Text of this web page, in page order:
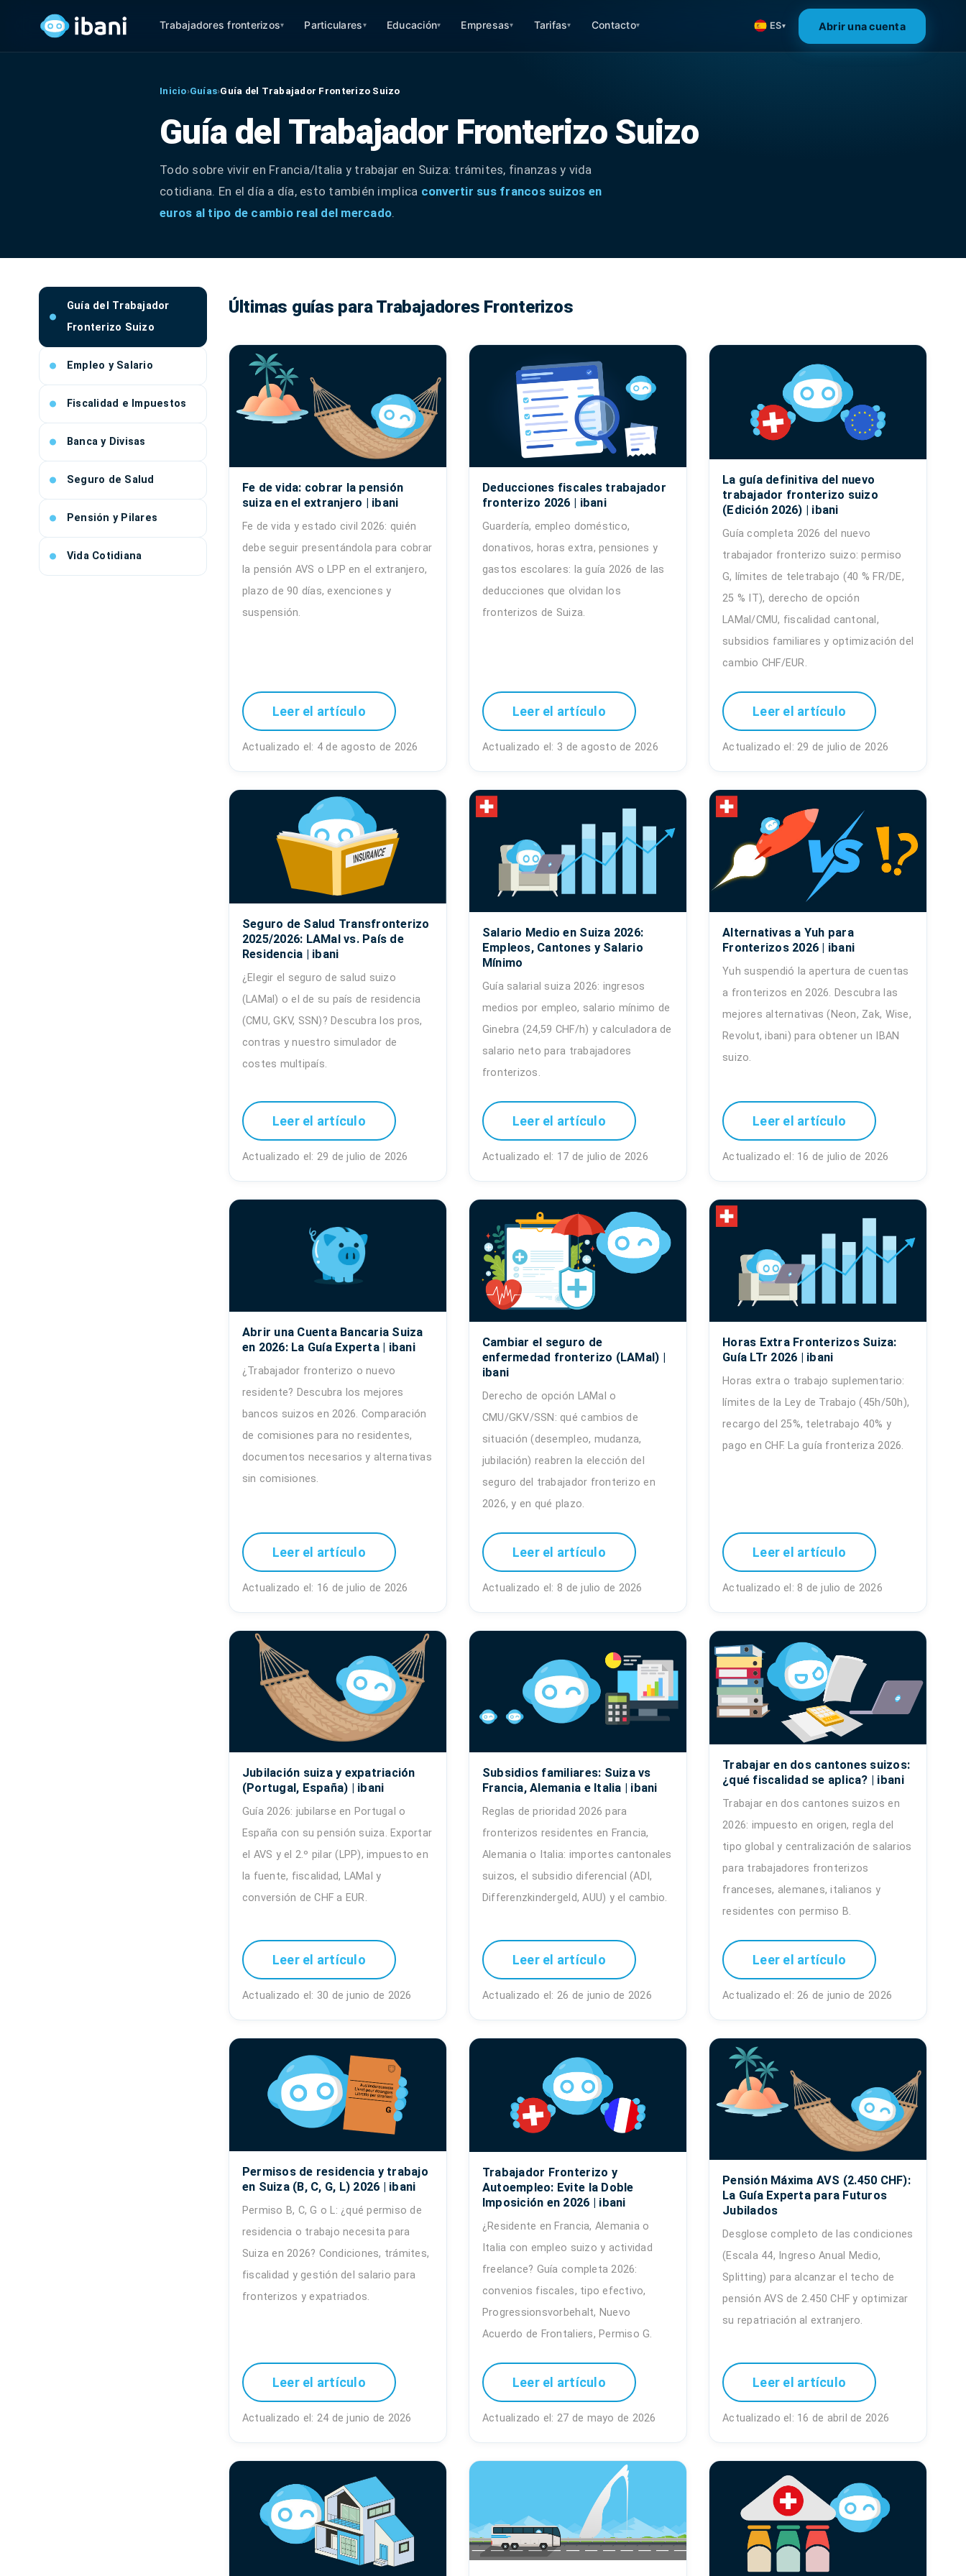
Trabajadores fronterizos▾ Particulares▾ Educación▾ Empresas▾ Tarifas▾ Contacto▾ ES▾ Abrir una cuenta
Inicio›Guías›Guía del Trabajador Fronterizo Suizo
Guía del Trabajador Fronterizo Suizo
Todo sobre vivir en Francia/Italia y trabajar en Suiza: trámites, finanzas y vida
cotidiana. En el día a día, esto también implica convertir sus francos suizos en
euros al tipo de cambio real del mercado.
Guía del Trabajador
Fronterizo Suizo
Empleo y Salario
Fiscalidad e Impuestos
Banca y Divisas
Seguro de Salud
Pensión y Pilares
Vida Cotidiana
Últimas guías para Trabajadores Fronterizos
Fe de vida: cobrar la pensión
suiza en el extranjero | ibani
Fe de vida y estado civil 2026: quién
debe seguir presentándola para cobrar
la pensión AVS o LPP en el extranjero,
plazo de 90 días, exenciones y
suspensión.
Leer el artículo
Actualizado el: 4 de agosto de 2026
Deducciones fiscales trabajador
fronterizo 2026 | ibani
Guardería, empleo doméstico,
donativos, horas extra, pensiones y
gastos escolares: la guía 2026 de las
deducciones que olvidan los
fronterizos de Suiza.
Leer el artículo
Actualizado el: 3 de agosto de 2026
La guía definitiva del nuevo
trabajador fronterizo suizo
(Edición 2026) | ibani
Guía completa 2026 del nuevo
trabajador fronterizo suizo: permiso
G, límites de teletrabajo (40 % FR/DE,
25 % IT), derecho de opción
LAMal/CMU, fiscalidad cantonal,
subsidios familiares y optimización del
cambio CHF/EUR.
Leer el artículo
Actualizado el: 29 de julio de 2026
Seguro de Salud Transfronterizo
2025/2026: LAMal vs. País de
Residencia | ibani
¿Elegir el seguro de salud suizo
(LAMal) o el de su país de residencia
(CMU, GKV, SSN)? Descubra los pros,
contras y nuestro simulador de
costes multipaís.
Leer el artículo
Actualizado el: 29 de julio de 2026
Salario Medio en Suiza 2026:
Empleos, Cantones y Salario
Mínimo
Guía salarial suiza 2026: ingresos
medios por empleo, salario mínimo de
Ginebra (24,59 CHF/h) y calculadora de
salario neto para trabajadores
fronterizos.
Leer el artículo
Actualizado el: 17 de julio de 2026
Alternativas a Yuh para
Fronterizos 2026 | ibani
Yuh suspendió la apertura de cuentas
a fronterizos en 2026. Descubra las
mejores alternativas (Neon, Zak, Wise,
Revolut, ibani) para obtener un IBAN
suizo.
Leer el artículo
Actualizado el: 16 de julio de 2026
Abrir una Cuenta Bancaria Suiza
en 2026: La Guía Experta | ibani
¿Trabajador fronterizo o nuevo
residente? Descubra los mejores
bancos suizos en 2026. Comparación
de comisiones para no residentes,
documentos necesarios y alternativas
sin comisiones.
Leer el artículo
Actualizado el: 16 de julio de 2026
Cambiar el seguro de
enfermedad fronterizo (LAMal) |
ibani
Derecho de opción LAMal o
CMU/GKV/SSN: qué cambios de
situación (desempleo, mudanza,
jubilación) reabren la elección del
seguro del trabajador fronterizo en
2026, y en qué plazo.
Leer el artículo
Actualizado el: 8 de julio de 2026
Horas Extra Fronterizos Suiza:
Guía LTr 2026 | ibani
Horas extra o trabajo suplementario:
límites de la Ley de Trabajo (45h/50h),
recargo del 25%, teletrabajo 40% y
pago en CHF. La guía fronteriza 2026.
Leer el artículo
Actualizado el: 8 de julio de 2026
Jubilación suiza y expatriación
(Portugal, España) | ibani
Guía 2026: jubilarse en Portugal o
España con su pensión suiza. Exportar
el AVS y el 2.º pilar (LPP), impuesto en
la fuente, fiscalidad, LAMal y
conversión de CHF a EUR.
Leer el artículo
Actualizado el: 30 de junio de 2026
Subsidios familiares: Suiza vs
Francia, Alemania e Italia | ibani
Reglas de prioridad 2026 para
fronterizos residentes en Francia,
Alemania o Italia: importes cantonales
suizos, el subsidio diferencial (ADI,
Differenzkindergeld, AUU) y el cambio.
Leer el artículo
Actualizado el: 26 de junio de 2026
Trabajar en dos cantones suizos:
¿qué fiscalidad se aplica? | ibani
Trabajar en dos cantones suizos en
2026: impuesto en origen, regla del
tipo global y centralización de salarios
para trabajadores fronterizos
franceses, alemanes, italianos y
residentes con permiso B.
Leer el artículo
Actualizado el: 26 de junio de 2026
Permisos de residencia y trabajo
en Suiza (B, C, G, L) 2026 | ibani
Permiso B, C, G o L: ¿qué permiso de
residencia o trabajo necesita para
Suiza en 2026? Condiciones, trámites,
fiscalidad y gestión del salario para
fronterizos y expatriados.
Leer el artículo
Actualizado el: 24 de junio de 2026
Trabajador Fronterizo y
Autoempleo: Evite la Doble
Imposición en 2026 | ibani
¿Residente en Francia, Alemania o
Italia con empleo suizo y actividad
freelance? Guía completa 2026:
convenios fiscales, tipo efectivo,
Progressionsvorbehalt, Nuevo
Acuerdo de Frontaliers, Permiso G.
Leer el artículo
Actualizado el: 27 de mayo de 2026
Pensión Máxima AVS (2.450 CHF):
La Guía Experta para Futuros
Jubilados
Desglose completo de las condiciones
(Escala 44, Ingreso Anual Medio,
Splitting) para alcanzar el techo de
pensión AVS de 2.450 CHF y optimizar
su repatriación al extranjero.
Leer el artículo
Actualizado el: 16 de abril de 2026